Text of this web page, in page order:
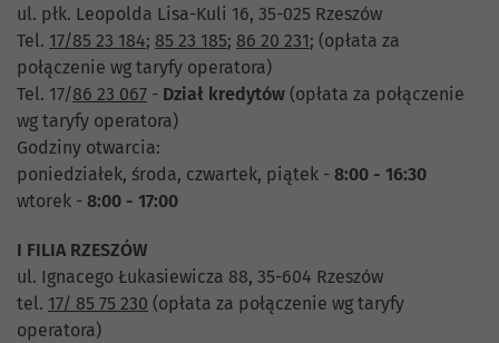
ul. płk. Leopolda Lisa-Kuli 16, 35-025 Rzeszów
Tel. 17/85 23 184; 85 23 185; 86 20 231; (opłata za
połączenie wg taryfy operatora)
Tel. 17/86 23 067 - Dział kredytów (opłata za połączenie
wg taryfy operatora)
Godziny otwarcia:
poniedziałek, środa, czwartek, piątek - 8:00 - 16:30
wtorek - 8:00 - 17:00
I FILIA RZESZÓW
ul. Ignacego Łukasiewicza 88, 35-604 Rzeszów
tel. 17/ 85 75 230 (opłata za połączenie wg taryfy
operatora)